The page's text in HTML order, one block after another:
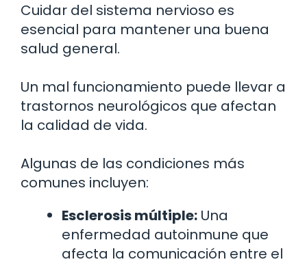
Cuidar del sistema nervioso es
esencial para mantener una buena
salud general.
Un mal funcionamiento puede llevar a
trastornos neurológicos que afectan
la calidad de vida.
Algunas de las condiciones más
comunes incluyen:
Esclerosis múltiple: Una
enfermedad autoinmune que
afecta la comunicación entre el